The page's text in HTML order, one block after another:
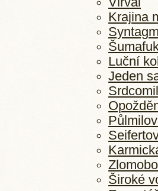
Krajina
Luční
Jeden
Srdcomil
Široké